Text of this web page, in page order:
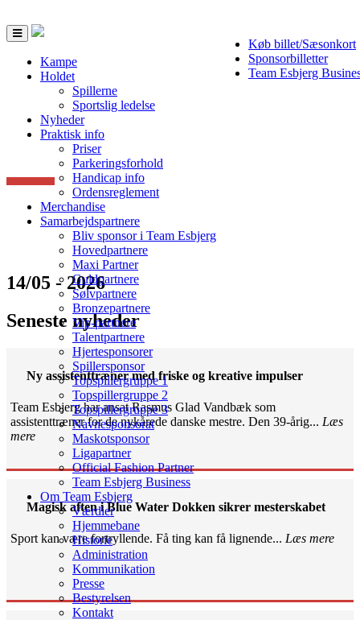
Køb billet/Sæsonkort
Sponsorbilletter
Team Esbjerg
Toggle
navigation
Kampe
Holdet
Spillerne
Sportslig ledelse
Nyheder
Praktisk info
Priser
Parkeringsforhold
Handicap info
Ordensreglement
Merchandise
Samarbejdspartnere
Bliv sponsor i Team Esbjerg
Hovedpartnere
Maxi Partner
Guldpartnere
Sølvpartnere
Bronzepartnere
Vip-partnere
Talentpartnere
Hjertesponsorer
Spillersponsor
Topspillergruppe 1
Topspillergruppe 2
Topspillergruppe 3
Navnesponsorat
Maskotsponsor
Ligapartner
Official Fashion Partner
Team Esbjerg Business
Om Team Esbjerg
Værdier
Hjemmebane
Historie
Administration
Kommunikation
Presse
Bestyrelsen
Kontakt
14/05 - 2026
Seneste nyheder
Ny assistenttræner med friske og kreative impulser
Team Esbjerg har ansat Rasmus Glad Vandbæk som
assistenttræner for de nykårede danske mestre. Den 39-årig... Læs
mere
Magisk aften i Blue Water Dokken sikrer mesterskabet
Sport kan være fortryllende. Få ting kan få lignende... Læs mere